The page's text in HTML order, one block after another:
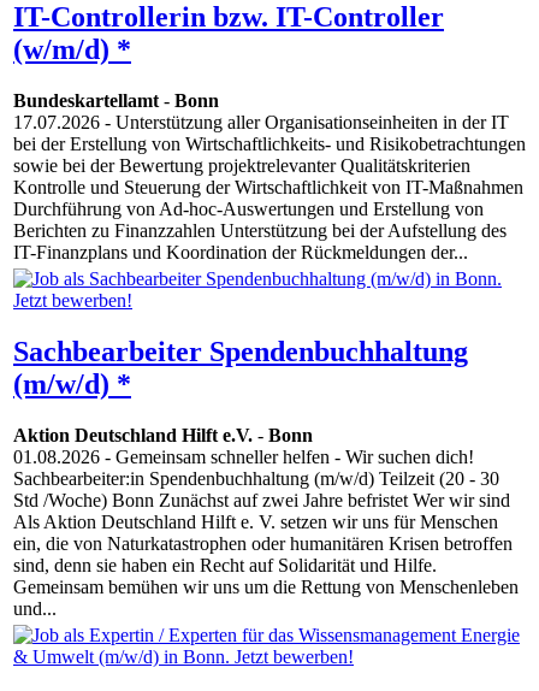
IT-Controllerin bzw. IT-Controller
(w/m/d) *
Bundeskartellamt - Bonn
17.07.2026 - Unterstützung aller Organisationseinheiten in der IT
bei der Erstellung von Wirtschaftlichkeits- und Risikobetrachtungen
sowie bei der Bewertung projektrelevanter Qualitätskriterien
Kontrolle und Steuerung der Wirtschaftlichkeit von IT-Maßnahmen
Durchführung von Ad-hoc-Auswertungen und Erstellung von
Berichten zu Finanzzahlen Unterstützung bei der Aufstellung des
IT-Finanzplans und Koordination der Rückmeldungen der...
Sachbearbeiter Spendenbuchhaltung
(m/w/d) *
Aktion Deutschland Hilft e.V. - Bonn
01.08.2026 - Gemeinsam schneller helfen - Wir suchen dich!
Sachbearbeiter:in Spendenbuchhaltung (m/w/d) Teilzeit (20 - 30
Std /Woche) Bonn Zunächst auf zwei Jahre befristet Wer wir sind
Als Aktion Deutschland Hilft e. V. setzen wir uns für Menschen
ein, die von Naturkatastrophen oder humanitären Krisen betroffen
sind, denn sie haben ein Recht auf Solidarität und Hilfe.
Gemeinsam bemühen wir uns um die Rettung von Menschenleben
und...